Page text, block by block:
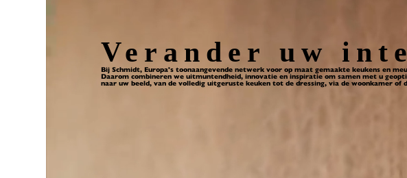
Verander uw
Bij Schmidt, Europa's toonaangevende netwerk voor op maat gemaakte keukens en
Daarom combineren we uitmuntendheid, innovatie en inspiratie om samen met u
naar uw beeld, van de volledig uitgeruste keuken tot de dressing, via de woonkamer of